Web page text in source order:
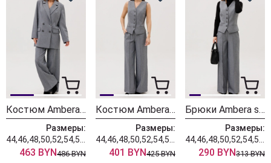
Костюм Ambera style 2136-1
Размеры:
463 BYN486 BYN
Костюм Ambera style 2139-1
Размеры:
401 BYN425 BYN
Брюки Ambera style 1125-4
Размеры:
290 BYN313 BYN